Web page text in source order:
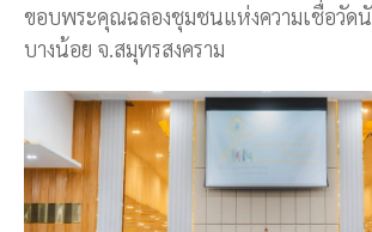
ขอบพระคุณฉลองชุมชนแห่งความเชื่อวัด
บางน้อย จ.สมุทรสงคราม